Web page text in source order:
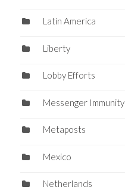
Latin America
Liberty
Lobby Efforts
Messenger Immunity
Metaposts
Mexico
Netherlands